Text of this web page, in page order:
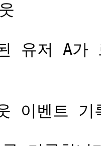
유저 A가
이벤트 기